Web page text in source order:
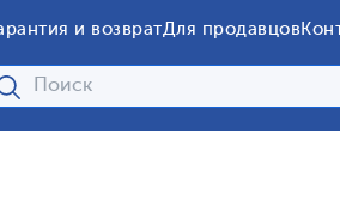
и возвратДля продавцов